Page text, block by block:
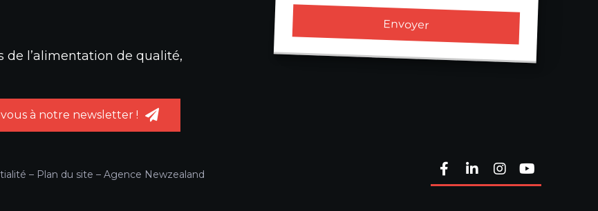
de l’alimentation de qualité,
à notre newsletter !
– Plan du site – Agence Newzealand
Envoyer